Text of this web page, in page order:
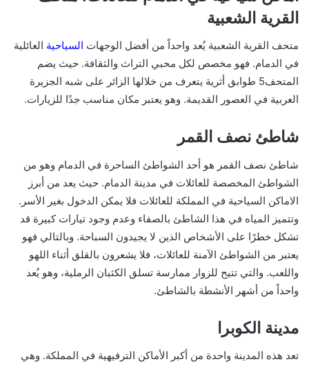
القرية الشعبية
متحف القرية الشعبية يُعد واحداً من أفضل الوجهات السياحية العائلية
في الدمام. فهو مخصص لكل محبي التراث والثقافة. حيث يضم
المتحف5 طوابق أثرية يتعرف من خلالها الزائر على شبه الجزيرة
العربية في العصور القديمة. وهو يعتبر مكان مناسب جدًا للزيارات.
شاطئ نصف القمر
شاطئ نصف القمر هو أحد الشواطئ الساحرة في الدمام وهو من
الشواطئ المخصصة للعائلات في مدينة الدمام. حيث يعد من أبرز
الاماكن السياحية في المملكة للعائلات فلا يمكن الدخول بغير الأسر.
وتتميز المياه في هذا الشاطئ بالصفاء وعدم وجود تيارات كبيرة قد
تشكل خطرًا على الأشخاص الذين لا يجيدون السباحة. وبالتالي فهو
يعتبر من الشواطئ الآمنة للعائلات، فلا يشعرون بالقلق أثناء اللهو
واللعب. والتي تتيح للزوار ممارسة تسلق الكثبان الرملية، وهو يُعد
واحداً من أشهر الأنشطة بالشاطئ.
مدينة الكوبرا
تعد هذه المدينة واحدة من أكبر الأماكن الترفيهية في المملكة. وهي